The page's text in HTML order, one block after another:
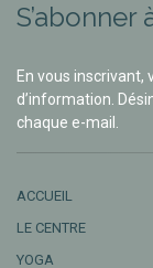
En vous inscrivant,
d’information.
chaque e-mail.
ACCUEIL
LE CENTRE
YOGA